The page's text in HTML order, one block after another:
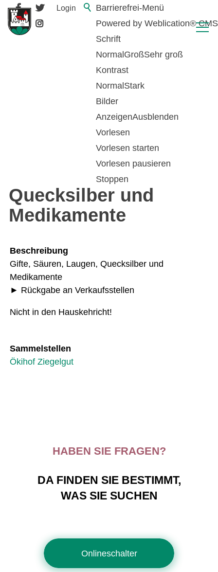
Barrierefrei-Menü
Powered by Weblication® CMS
Schrift
Normal GroßSehr groß
Kontrast
Normal Stark
Bilder
AnzeigenAusblenden
Vorlesen
Vorlesen starten
Vorlesen pausieren
Stoppen
Login
Gifte, Säuren, Laugen,
Quecksilber und
Medikamente
Beschreibung
Gifte, Säuren, Laugen, Quecksilber und
Medikamente
► Rückgabe an Verkaufsstellen
Nicht in den Hauskehricht!
Sammelstellen
Ökihof Ziegelgut
HABEN SIE FRAGEN?
DA FINDEN SIE BESTIMMT,
WAS SIE SUCHEN
Onlineschalter